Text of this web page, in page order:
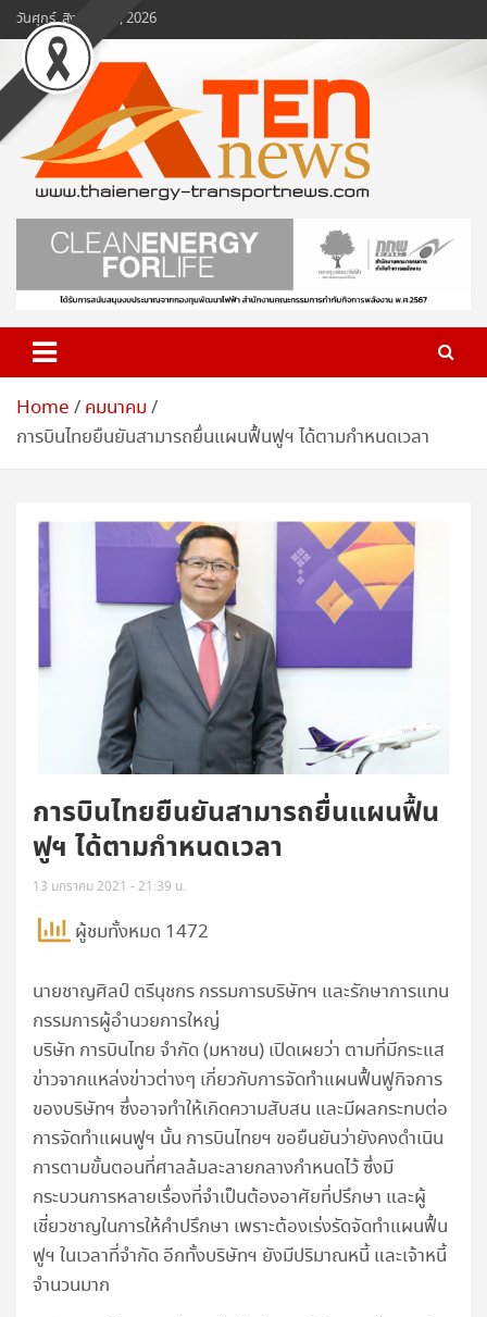
Skip
to
content
วันศุกร์, สิงหาคม 7, 2026
www.ten-news.com
ข่าวพลังงานและคมนาคม
Home
คมนาคม
การบินไทยยืนยันสามารถยื่นแผนฟื้นฟูฯ ได้ตามกำหนดเวลา
การบินไทยยืนยันสามารถยื่นแผนฟื้น
ฟูฯ ได้ตามกำหนดเวลา
13 มกราคม 2021 - 21:39 น.
ผู้ชมทั้งหมด 1472
นายชาญศิลป์ ตรีนุชกร กรรมการบริษัทฯ และรักษาการแทน
กรรมการผู้อำนวยการใหญ่
บริษัท การบินไทย จำกัด (มหาชน) เปิดเผยว่า ตามที่มีกระแส
ข่าวจากแหล่งข่าวต่างๆ เกี่ยวกับการจัดทำแผนฟื้นฟูกิจการ
ของบริษัทฯ ซึ่งอาจทำให้เกิดความสับสน และมีผลกระทบต่อ
การจัดทำแผนฟูฯ นั้น การบินไทยฯ ขอยืนยันว่ายังคงดำเนิน
การตามขั้นตอนที่ศาลล้มละลายกลางกำหนดไว้ ซึ่งมี
กระบวนการหลายเรื่องที่จำเป็นต้องอาศัยที่ปรึกษา และผู้
เชี่ยวชาญในการให้คำปรึกษา เพราะต้องเร่งรัดจัดทำแผนฟื้น
ฟูฯ ในเวลาที่จำกัด อีกทั้งบริษัทฯ ยังมีปริมาณหนี้ และเจ้าหนี้
จำนวนมาก